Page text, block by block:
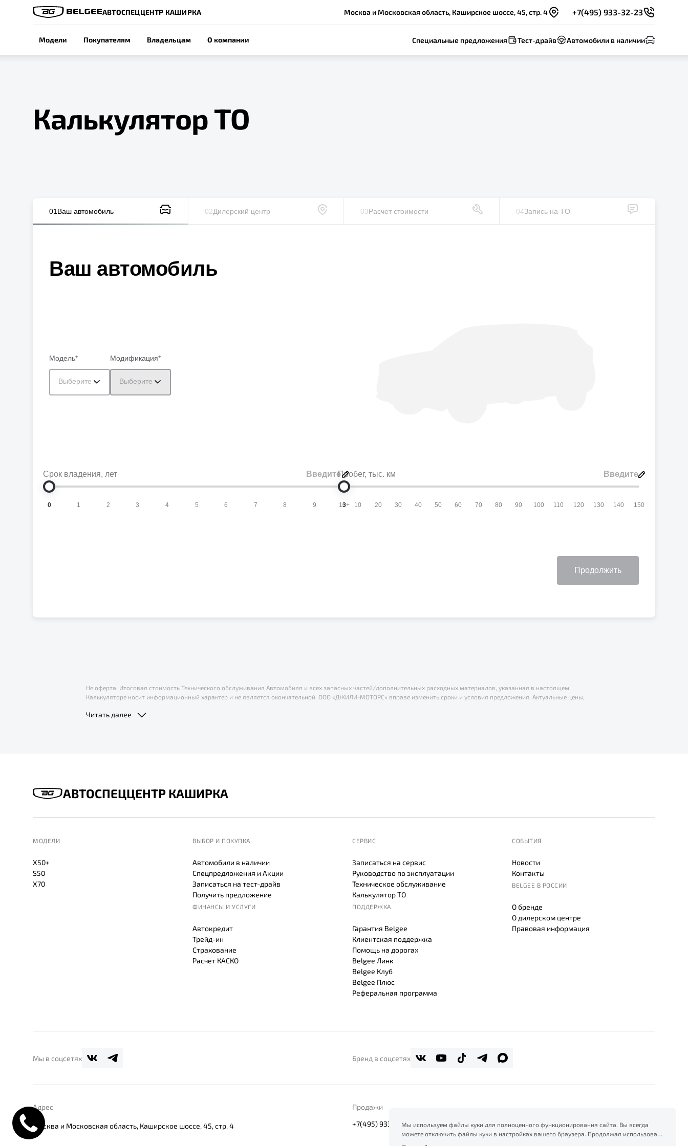
АВТОСПЕЦЦЕНТР КАШИРКА Москва и Московская область, Каширское шоссе, 45, стр. 4 +7(495) 933-32-23
Модели Покупателям Владельцам О компании Специальные предложения Тест-драйв Автомобили в наличии
Калькулятор ТО
01 Ваш автомобиль 02Дилерский центр 03Расчет стоимости 04Запись на ТO
Ваш автомобиль
Модель*
Выберите
Модификация*
Выберите
Срок владения, лет
0 1 2 3 4 5 6 7 8 9 10+
Пробег, тыс. км
3 10 20 30 40 50 60 70 80 90 100 110 120 130 140 150
Продолжить
Не оферта. Итоговая стоимость Технического обслуживания Автомобиля и всех запасных частей/дополнительных расходных материалов, указанная в настоящем
Калькуляторе носит информационный характер и не является окончательной. ООО «ДЖИЛИ-МОТОРС» вправе изменить сроки и условия предложения. Актуальные цены,
Читать далее
АВТОСПЕЦЦЕНТР КАШИРКА
МОДЕЛИ
X50+
S50
X70
ВЫБОР И ПОКУПКА
Автомобили в наличии
Спецпредложения и Акции
Записаться на тест-драйв
Получить предложение
ФИНАНСЫ И УСЛУГИ
Автокредит
Трейд-ин
Страхование
Расчет КАСКО
СЕРВИС
Записаться на сервис
Руководство по эксплуатации
Техническое обслуживание
Калькулятор ТО
ПОДДЕРЖКА
Гарантия Belgee
Клиентская поддержка
Помощь на дорогах
Belgee Линк
Belgee Клуб
Belgee Плюс
Реферальная программа
СОБЫТИЯ
Новости
Контакты
BELGEE В РОССИИ
О бренде
О дилерском центре
Правовая информация
Мы в соцсетях Бренд в соцсетях
Адрес
Москва и Московская область, Каширское шоссе, 45, стр. 4
Продажи
+7(495) 933-32-23Мы используем файлы куки для полноценного функционирования сайта. Вы всегда
можете отключить файлы куки в настройках вашего браузера. Продолжая использовать